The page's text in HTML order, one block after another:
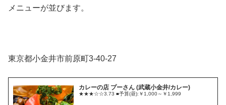
メニューが並びます。
東京都小金井市前原町3-40-27
カレーの店 プーさん (武蔵小金井/カレー)
★★★☆☆3.73 ■予算(昼):￥1,000～￥1,999